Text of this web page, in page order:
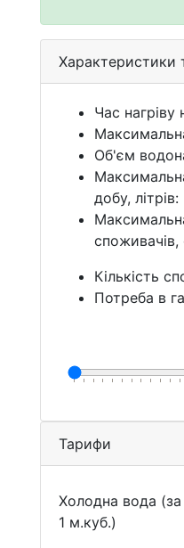
Характеристики
Час нагріву
Об'єм
добу, літрів:
споживачів,
Кількість
Потреба в
Тарифи
Холодна вода (за
1 м.куб.)